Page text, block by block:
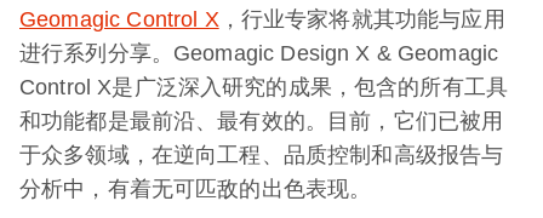
Geomagic Control X，行业专家将就其功能与应用
进行系列分享。Geomagic Design X & Geomagic
Control X是广泛深入研究的成果，包含的所有工具
和功能都是最前沿、最有效的。目前，它们已被用
于众多领域，在逆向工程、品质控制和高级报告与
分析中，有着无可匹敌的出色表现。